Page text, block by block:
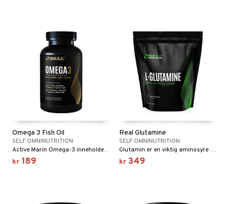
Omega 3 Fish Oil
SELF OMNINUTRITION
Active Marin Omega-3 inneholder essensielle fettsyrer som består av EPA (Eikosapentaensyre) og DHA (Dokosahexaensyre) utvunnet fra fiskeolje.
kr 189
Real Glutamine
SELF OMNINUTRITION
Glutamin er en viktig aminosyre som i muskelen utgjør 50-60% av de frie aminosyrene.
kr 349